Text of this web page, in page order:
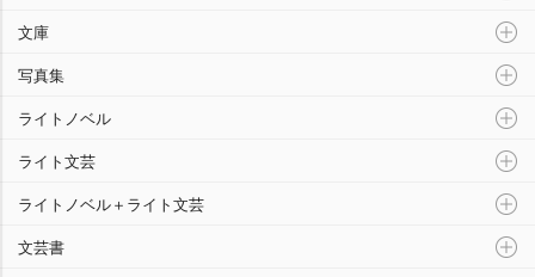
文庫
写真集
ライトノベル
ライト文芸
ライトノベル＋ライト文芸
文芸書